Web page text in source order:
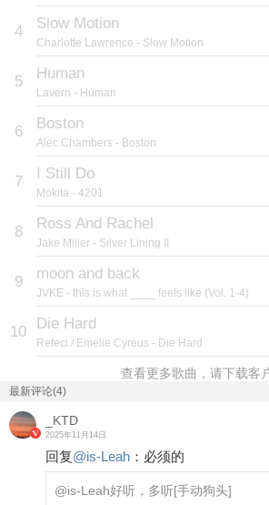
4 Slow Motion
Charlotte Lawrence - Slow Motion
5 Human
Lavern - Human
6 Boston
Alec Chambers - Boston
7 I Still Do
Mokita - 4201
8 Ross And Rachel
Jake Miller - Silver Lining II
9 moon and back
JVKE - this is what ____ feels like (Vol. 1-4)
10 Die Hard
Refeci / Emelie Cyréus - Die Hard
查看更多歌曲，请下载客
最新评论(4)
_KTD
2025年11月14日
回复@is-Leah ： 必须的
@is-Leah好听，多听[手动狗头]